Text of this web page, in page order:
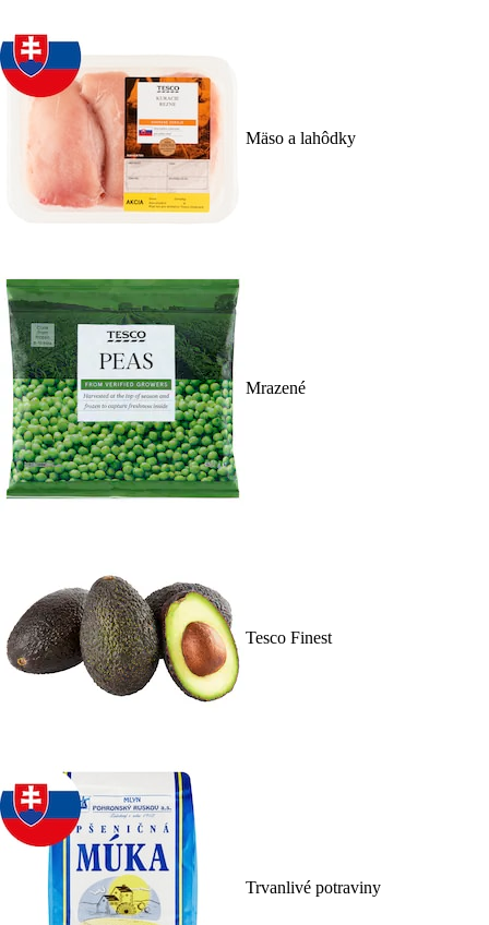
Mäso a lahôdky
Mrazené
Tesco Finest
Trvanlivé potraviny